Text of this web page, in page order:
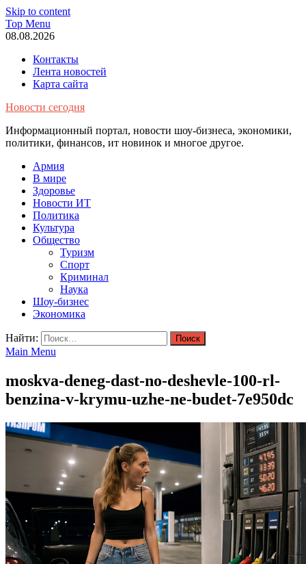
Skip to content
Top Menu
08.08.2026
Контакты
Лента новостей
Карта сайта
Новости сегодня
Информационный портал, новости шоу-бизнеса, экономики,
политики, финансов, ит новинок и многое другое.
Армия
В мире
Здоровье
Новости ИТ
Политика
Культура
Общество
Туризм
Спорт
Криминал
Наука
Шоу-бизнес
Экономика
Найти:
Main Menu
moskva-deneg-dast-no-deshevle-100-rl-
benzina-v-krymu-uzhe-ne-budet-7e950dc